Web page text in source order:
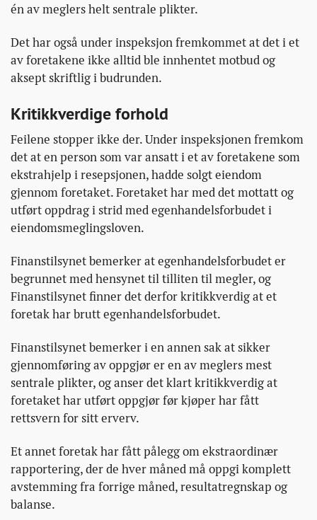
én av meglers helt sentrale plikter.
Det har også under inspeksjon fremkommet at det i et
av foretakene ikke alltid ble innhentet motbud og
aksept skriftlig i budrunden.
Kritikkverdige forhold
Feilene stopper ikke der. Under inspeksjonen fremkom
det at en person som var ansatt i et av foretakene som
ekstrahjelp i resepsjonen, hadde solgt eiendom
gjennom foretaket. Foretaket har med det mottatt og
utført oppdrag i strid med egenhandelsforbudet i
eiendomsmeglingsloven.
Finanstilsynet bemerker at egenhandelsforbudet er
begrunnet med hensynet til tilliten til megler, og
Finanstilsynet finner det derfor kritikkverdig at et
foretak har brutt egenhandelsforbudet.
Finanstilsynet bemerker i en annen sak at sikker
gjennomføring av oppgjør er en av meglers mest
sentrale plikter, og anser det klart kritikkverdig at
foretaket har utført oppgjør før kjøper har fått
rettsvern for sitt erverv.
Et annet foretak har fått pålegg om ekstraordinær
rapportering, der de hver måned må oppgi komplett
avstemming fra forrige måned, resultatregnskap og
balanse.